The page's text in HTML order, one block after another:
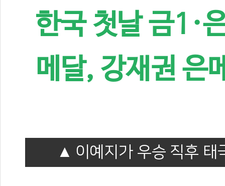
한국 첫날 금1·
메달, 강재권 은
이예지가 우승 직후 태